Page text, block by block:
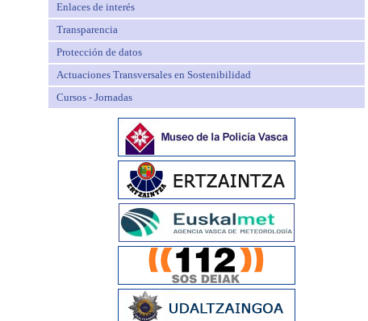
Enlaces de interés
Transparencia
Protección de datos
Actuaciones Transversales en Sostenibilidad
Cursos - Jornadas